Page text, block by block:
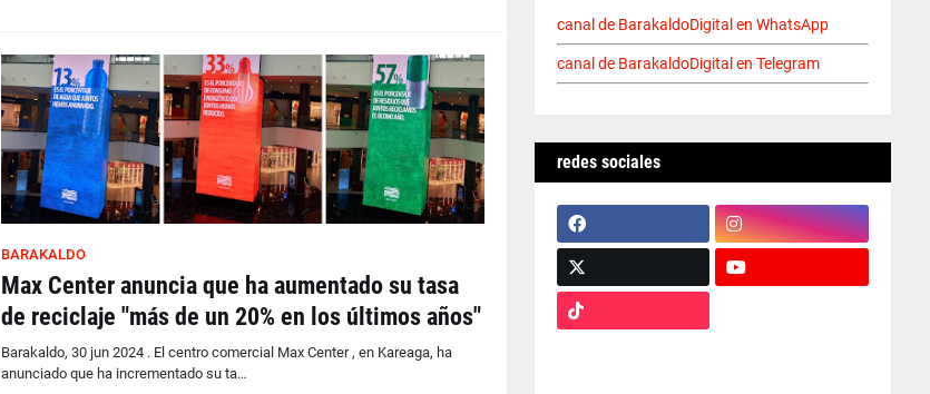
BARAKALDO
Max Center anuncia que ha aumentado su tasa
de reciclaje "más de un 20% en los últimos años"
Barakaldo, 30 jun 2024 . El centro comercial Max Center , en Kareaga, ha
anunciado que ha incrementado su ta…
canal de BarakaldoDigital en WhatsApp
canal de BarakaldoDigital en Telegram
redes sociales